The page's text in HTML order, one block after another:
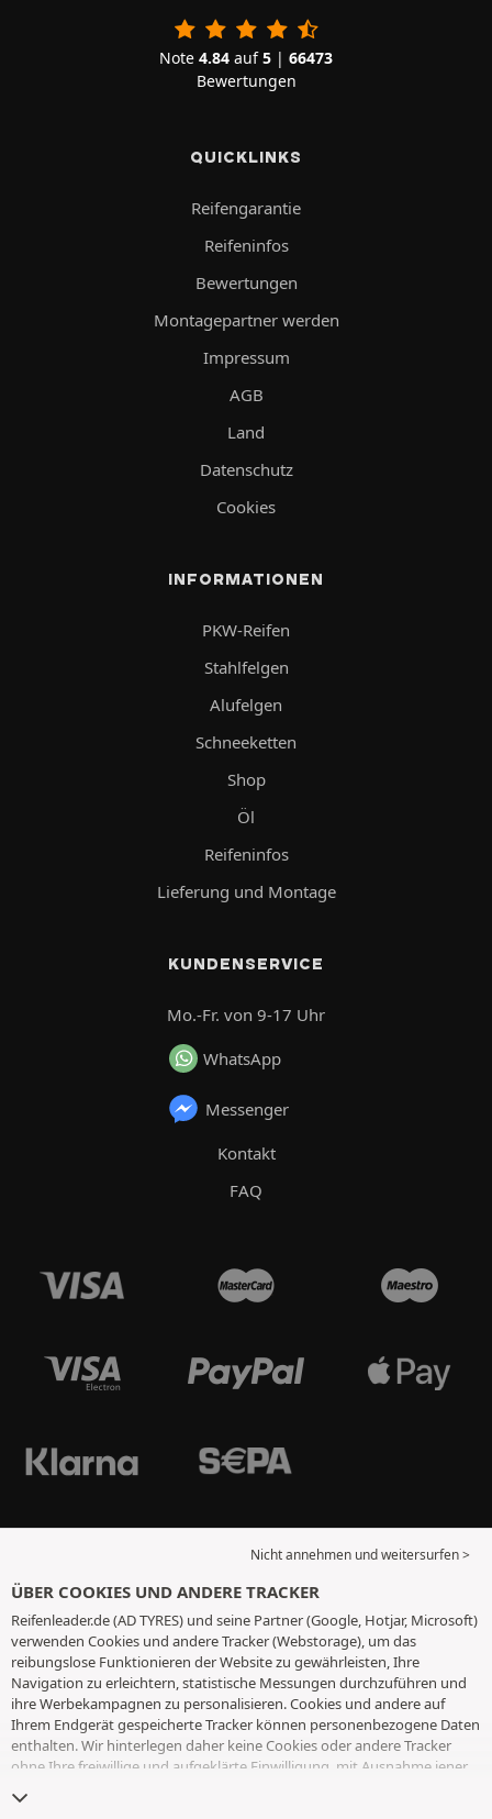
Note 4.84 auf5 | 66473
Bewertungen
QUICKLINKS
Reifengarantie
Reifeninfos
Bewertungen
Montagepartner werden
Impressum
AGB
Land
Datenschutz
Cookies
INFORMATIONEN
PKW-Reifen
Stahlfelgen
Alufelgen
Schneeketten
Shop
Öl
Reifeninfos
Lieferung und Montage
KUNDENSERVICE
Mo.-Fr. von 9-17 Uhr
WhatsApp
Messenger
Kontakt
FAQ
Nicht annehmen und weitersurfen >
ÜBER COOKIES UND ANDERE TRACKER
Reifenleader.de (AD TYRES) und seine Partner (Google, Hotjar, Microsoft)
verwenden Cookies und andere Tracker (Webstorage), um das
reibungslose Funktionieren der Website zu gewährleisten, Ihre
Navigation zu erleichtern, statistische Messungen durchzuführen und
ihre Werbekampagnen zu personalisieren. Cookies und andere auf
Ihrem Endgerät gespeicherte Tracker können personenbezogene Daten
enthalten. Wir hinterlegen daher keine Cookies oder andere Tracker
ohne Ihre freiwillige und aufgeklärte Einwilligung, mit Ausnahme jener,
Auswahl für einen Zeitraum von 6 Monaten. Sie können Ihre